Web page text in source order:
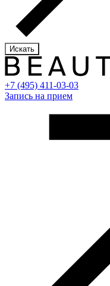
Искать
+7 (495) 411-03-03
Запись на прием